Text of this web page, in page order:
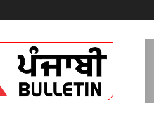
Punjabi
Bulletin